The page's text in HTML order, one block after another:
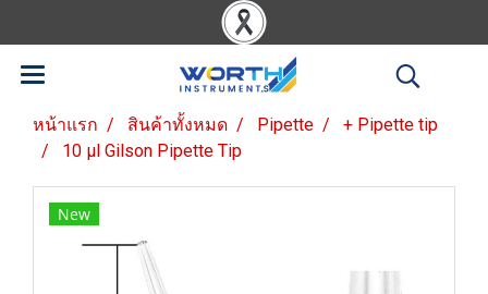
หน้าแรก สินค้าทั้งหมด Pipette
+ Pipette tip
10 µl Gilson Pipette Tip
New